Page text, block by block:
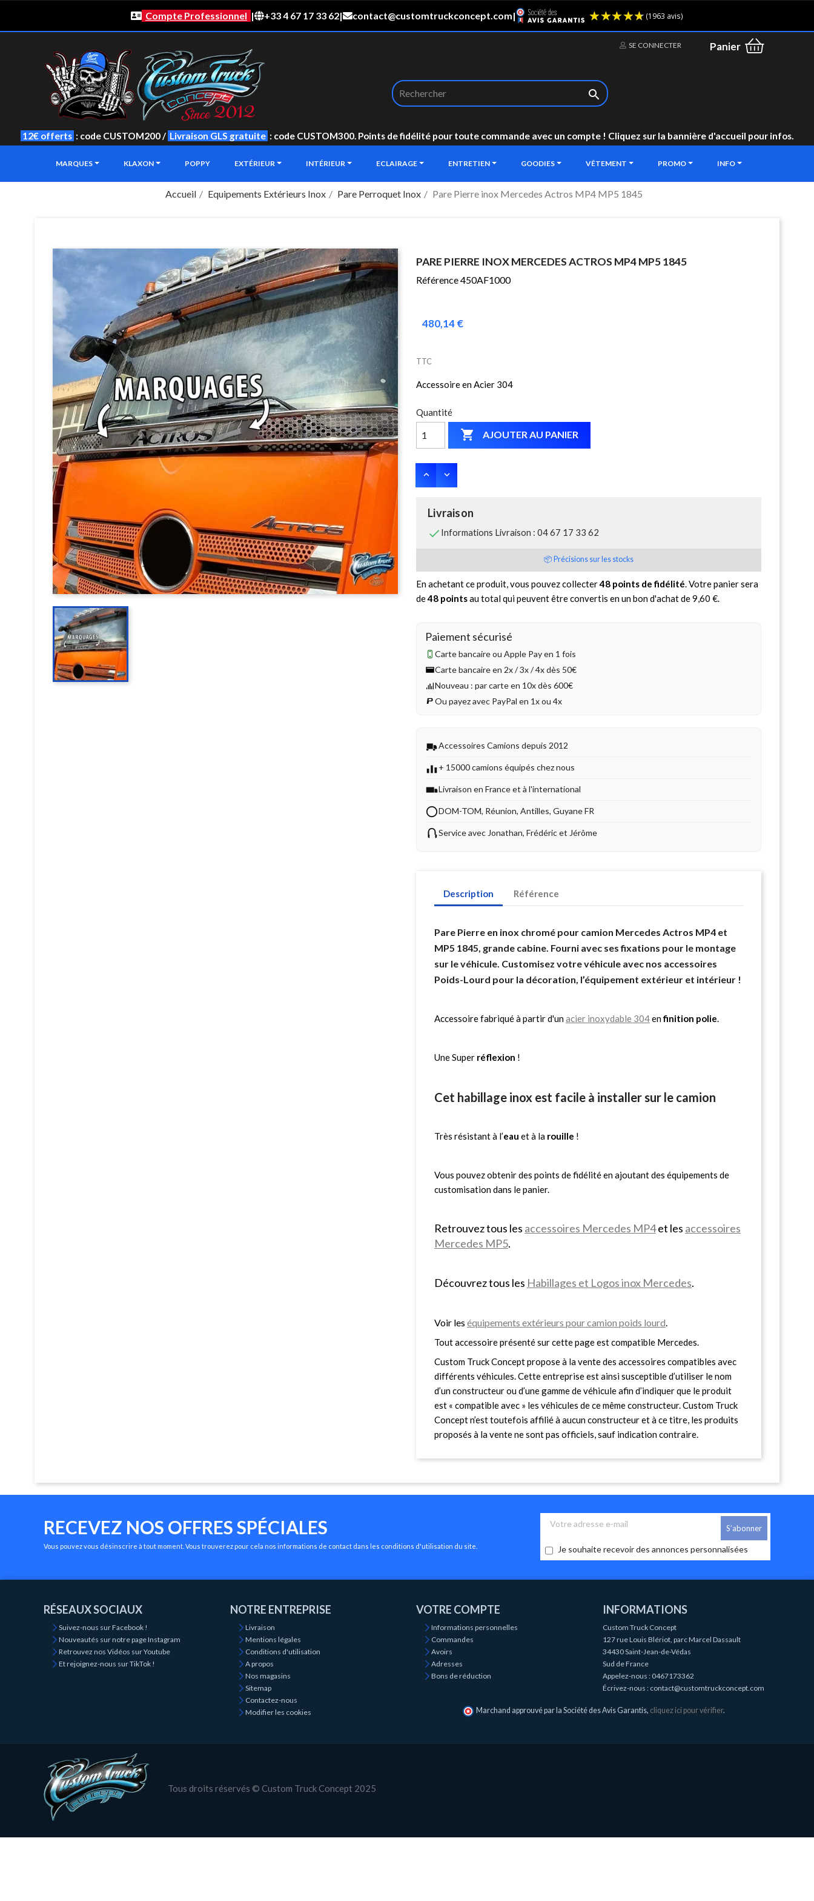
Compte Professionnel | +33 4 67 17 33 62| contact@customtruckconcept.com|
SE CONNECTER Panier

12€ offerts : code CUSTOM200 / Livraison GLS gratuite : code CUSTOM300. Points de fidélité pour toute commande avec un compte ! Cliquez sur la bannière d'accueil pour infos.
MARQUES KLAXON POPPY EXTÉRIEUR INTÉRIEUR ECLAIRAGE ENTRETIEN GOODIES VÊTEMENT PROMO INFO
Accueil Equipements Extérieurs Inox Pare Perroquet Inox Pare Pierre inox Mercedes Actros MP4 MP5 1845
PARE PIERRE INOX MERCEDES ACTROS MP4 MP5 1845
Référence 450AF1000
480,14 €
TTC
Accessoire en Acier 304
Quantité
 AJOUTER AU PANIER
Livraison
 Informations Livraison : 04 67 17 33 62
📦 Précisions sur les stocks
En achetant ce produit, vous pouvez collecter48 points de fidélité . Votre panier sera
de48 pointsau total qui peuvent être convertis en un bon d'achat de9,60 €
Paiement sécurisé
Carte bancaire ou Apple Pay en 1 fois
Carte bancaire en 2x / 3x / 4x dès 50€
Nouveau : par carte en 10x dès 600€
Ou payez avec PayPal en 1x ou 4x
Accessoires Camions depuis 2012
+ 15000 camions équipés chez nous
Livraison en France et à l'international
DOM-TOM, Réunion, Antilles, Guyane FR
Service avec Jonathan, Frédéric et Jérôme
Description Référence
Pare Pierre en inox chromé pour camion Mercedes Actros MP4 et
MP5 1845, grande cabine. Fourni avec ses fixations pour le montage
sur le véhicule. Customisez votre véhicule avec nos accessoires
Poids-Lourd pour la décoration, l’équipement extérieur et intérieur !
Accessoire fabriqué à partir d'unacier inoxydable 304enfinition polie.
Une Super réflexion !
Cet habillage inox est facile à installer sur le camion
Très résistant à l’eau et à la rouille !
Vous pouvez obtenir des points de fidélité en ajoutant des équipements de
customisation dans le panier.
Retrouvez tous les accessoires Mercedes MP4et les accessoires
Mercedes MP5.
Découvrez tous les Habillages et Logos inox Mercedes.
Voir les équipements extérieurs pour camion poids lourd
Tout accessoire présenté sur cette page est compatible Mercedes.
Custom Truck Concept propose à la vente des accessoires compatibles avec
différents véhicules. Cette entreprise est ainsi susceptible d’utiliser le nom
d’un constructeur ou d’une gamme de véhicule afin d’indiquer que le produit
est « compatible avec » les véhicules de ce même constructeur. Custom Truck
Concept n’est toutefois affilié à aucun constructeur et à ce titre, les produits
proposés à la vente ne sont pas officiels, sauf indication contraire.
RECEVEZ NOS OFFRES SPÉCIALES
Vous pouvez vous désinscrire à tout moment. Vous trouverez pour cela nos informations de contact dans les conditions d'utilisation du site. Je souhaite recevoir des annonces personnalisées
RÉSEAUX SOCIAUX
Suivez-nous sur Facebook !
Nouveautés sur notre page Instagram
Retrouvez nos Vidéos sur Youtube
Et rejoignez-nous sur TikTok !
NOTRE ENTREPRISE
Livraison
Mentions légales
Conditions d'utilisation
A propos
Nos magasins
Sitemap
Contactez-nous
Modifier les cookies
VOTRE COMPTE
Informations personnelles
Commandes
Avoirs
Adresses
Bons de réduction
INFORMATIONS
Custom Truck Concept
127 rue Louis Blériot, parc Marcel Dassault
34430 Saint-Jean-de-Védas
Sud de France
Appelez-nous : 0467173362
Écrivez-nous : contact@customtruckconcept.com
Marchand approuvé par la Société des Avis Garantis, cliquez ici pour vérifier.
Tous droits réservés © Custom Truck Concept 2025